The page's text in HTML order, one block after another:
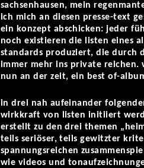
sachsenhausen, mein
ich mich an diesen presse-text
ein konzept abschicken: jeder
noch existieren die listen eines
standards produziert, die durch
immer mehr ins private reichen.
nun an der zeit, ein best of-
in drei nah aufeinander
wirkkraft von listen initiiert
erstellt zu den drei themen
teils seriöser, teils gewitzter
spannungsreichen
wie videos und